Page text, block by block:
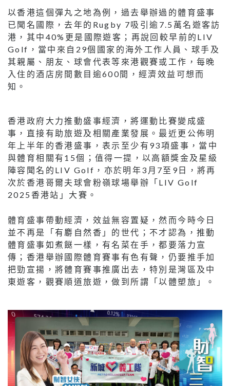
以香港這個彈丸之地為例，過去舉辦過的體育盛事
已聞名國際，去年的Rugby 7吸引逾7.5萬名遊客訪
港，其中40%更是國際遊客；再說回較早前的LIV
Golf，當中來自29個國家的海外工作人員、球手及
其親屬、朋友、球會代表等來港觀賽或工作，每晚
入住的酒店房間數目逾600間，經濟效益可想而
知。
香港政府大力推動盛事經濟，將運動比賽變成盛
事，直接有助旅遊及相關產業發展。最近更公佈明
年上半年的香港盛事，表示至少有93項盛事，當中
與體育相關有15個；值得一提，以高額獎金及星級
陣容聞名的LIV Golf，亦於明年3月7至9日，將再
次於香港哥爾夫球會粉嶺球場舉辦「LIV Golf
2025香港站」大賽。
體育盛事帶動經濟，效益無容置疑，然而今時今日
並不再是「有麝自然香」的世代；不才認為，推動
體育盛事如煮餸一樣，有名菜在手，都要落力宣
傳；香港舉辦國際體育賽事有色有聲，仍要推手加
把勁宣揚，將體育賽事推廣出去，特別是灣區及中
東遊客，觀賽順道旅遊，做到所謂「以體塑旅」。